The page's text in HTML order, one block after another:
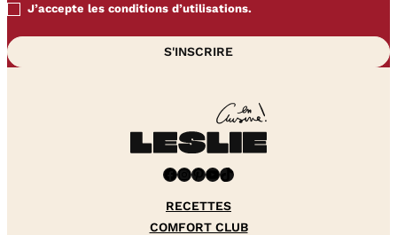
J’accepte les conditions d’utilisations.
Facebook InstagramPinterest YouTube TikTok
RECETTES
COMFORT CLUB